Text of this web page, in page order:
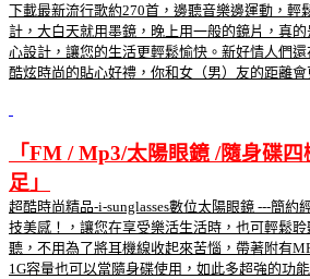
下載最新流行歌約270首，邊聽音樂邊運動，輕
計，大白天就用墨鏡，晚上用一般的鏡片，真
心設計，讓您的生活更輕鬆愉快。新好情人們
酷炫時尚的貼心好禮，你和女（男）友的距離會
「FM / Mp3/太陽眼鏡 /隨身碟
足」
超酷時尚精品-i-sunglasses數位太陽眼鏡 ---簡約
技美感！，讓您在享受樂活生活時，也可輕鬆
聽，不用為了將耳機線收起來苦惱，帶著附有
1G容量也可以當隨身碟使用，如此多超強的功